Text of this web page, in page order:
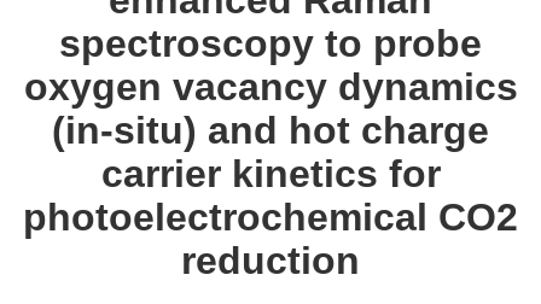
spectroscopy to probe
oxygen vacancy dynamics
(in-situ) and hot charge
carrier kinetics for
photoelectrochemical CO2
reduction